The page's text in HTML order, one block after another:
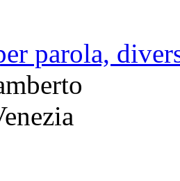
parola,